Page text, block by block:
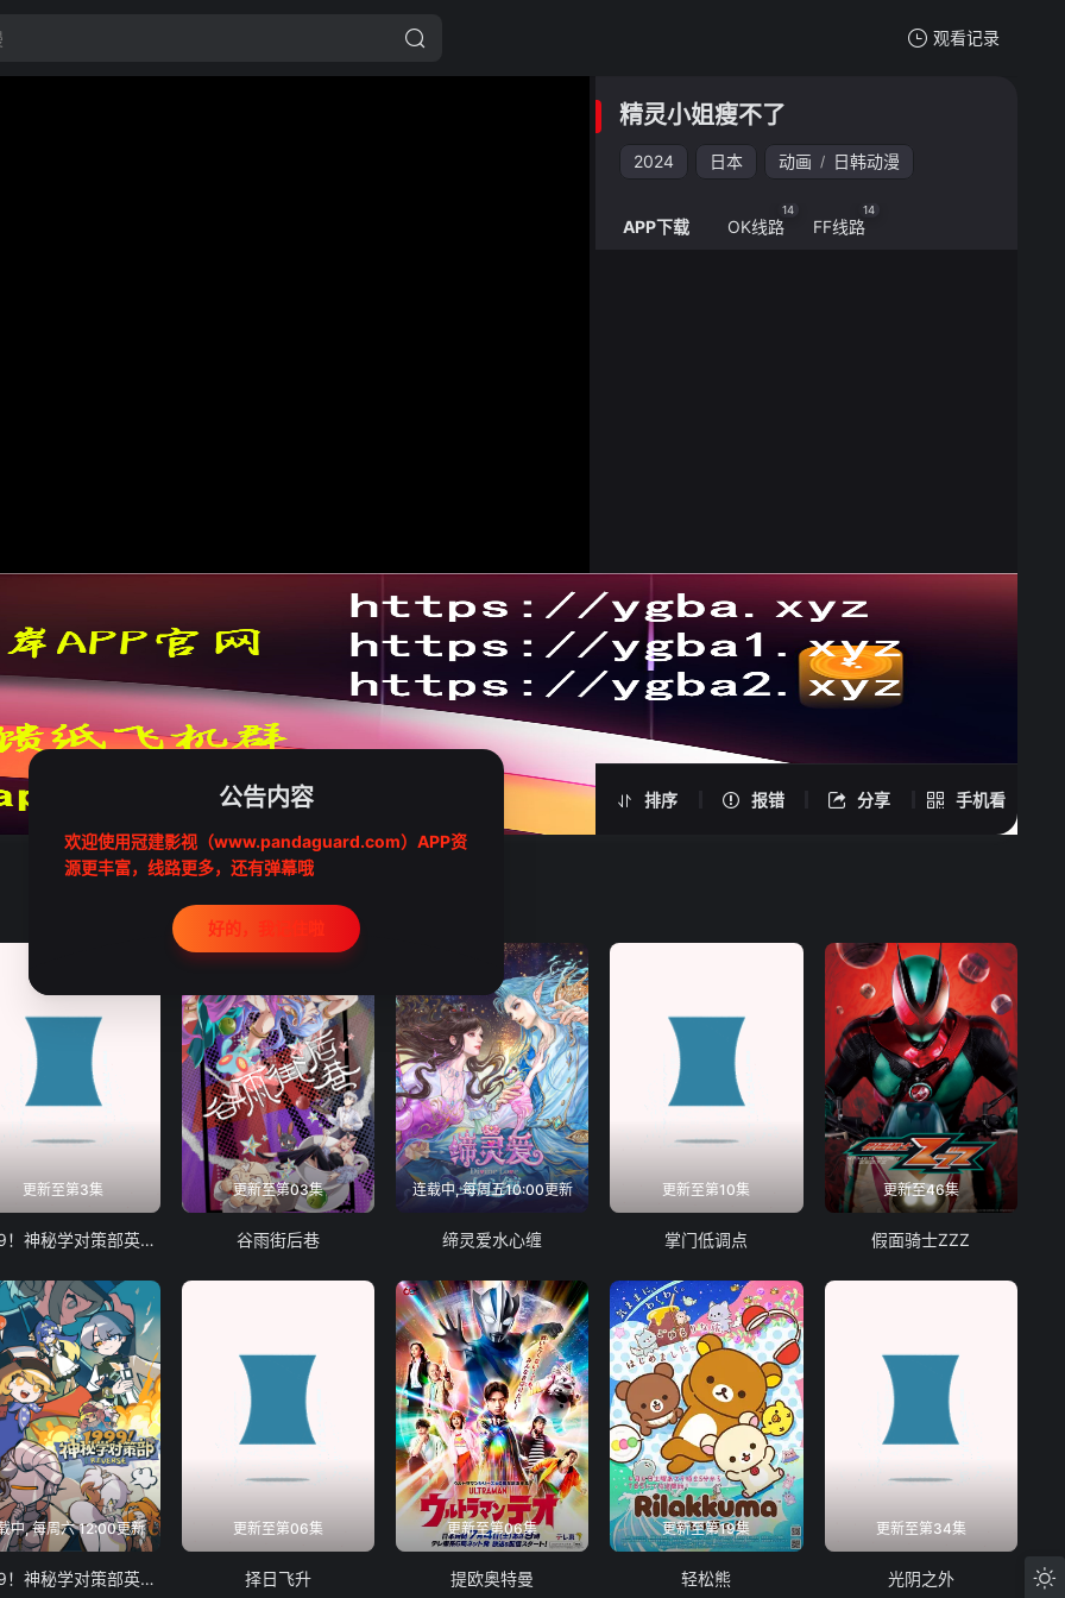
观看记录
我的观影记录
精灵小姐瘦不了
精灵小姐瘦不了
2024 日本 动画 / 日韩动漫
排序 报错 分享 手机看
精灵小姐瘦不了 -
手机扫一扫继续看
APP下载 OK线路
14
FF线路
14
更新至第3集
1999！神秘学对策部英语版
更新至第03集
谷雨街后巷
连载中, 每周五10:00更新
缔灵爱水心缠
更新至第10集
掌门低调点
更新至46集
假面骑士ZZZ
中, 每周六 12:00更新
1999！神秘学对策部英配版
更新至第06集
择日飞升
更新至第06集
提欧奥特曼
更新至第19集
轻松熊
更新至第34集
光阴之外
公告内容
欢迎使用冠建影视（www.pandaguard.com）APP资
源更丰富，线路更多，还有弹幕哦
好的，我记住啦